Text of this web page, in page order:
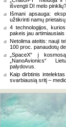
išvengti DI melo pinklių?
Išmani apsauga:
užtikrinti namų prietaisų
4 technologijos,
pakeis jau artimiausiais
Netolima ateitis: nauji
100 proc. panaudotų
„SpaceX“ į
„NanoAvionics“
palydovus.
Kaip dirbtinis
svarbiausią sritį –